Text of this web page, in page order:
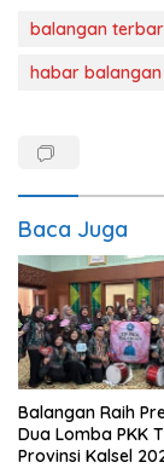
balangan
habar balangan
Baca Juga
Balangan Raih
Dua Lomba PKK
Provinsi Kalsel